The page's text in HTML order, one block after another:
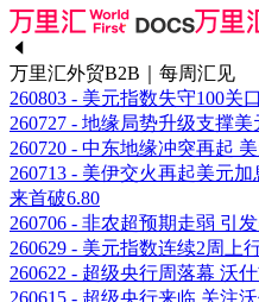
万里汇外贸B2B｜每周汇见
260803 - 美元指数失守100关
260727 - 地缘局势升级支撑
260720 - 中东地缘冲突再起
260713 - 美伊交火再起美元
来首破6.80
260706 - 非农超预期走弱 引
260629 - 美元指数连续2周上
260622 - 超级央行周落幕 沃
260615 - 超级央行来临 关注